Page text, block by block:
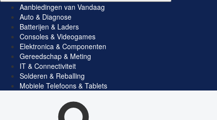
Aanbiedingen van Vandaag
Auto & Diagnose
Batterijen & Laders
Consoles & Videogames
Elektronica & Componenten
Gereedschap & Meting
IT & Connectiviteit
Solderen & Reballing
Mobiele Telefoons & Tablets